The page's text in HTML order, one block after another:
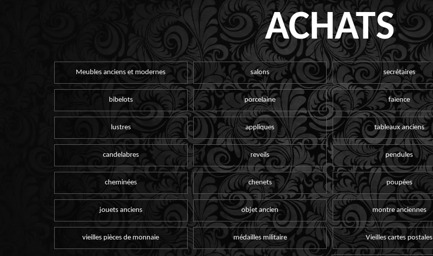
ACHATS
Meubles anciens et modernes salons secrétaires
bibelots porcelaine faïence
lustres appliques tableaux anciens
candelabres reveils pendules
cheminées chenets poupées
jouets anciens objet ancien montre anciennes
vieilles pièces de monnaie médailles militaire Vieilles cartes postales